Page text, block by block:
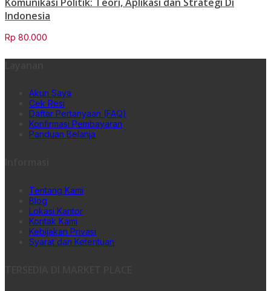
Indonesia
Rp 80.000
Akun Saya
Cek Resi
Daftar Pertanyaan (FAQ)
Konfirmasi Pembayaran
Panduan Belanja
Tentang Kami
Blog
Lokasi Kantor
Kontak Kami
Kebijakan Privasi
Syarat dan Ketentuan